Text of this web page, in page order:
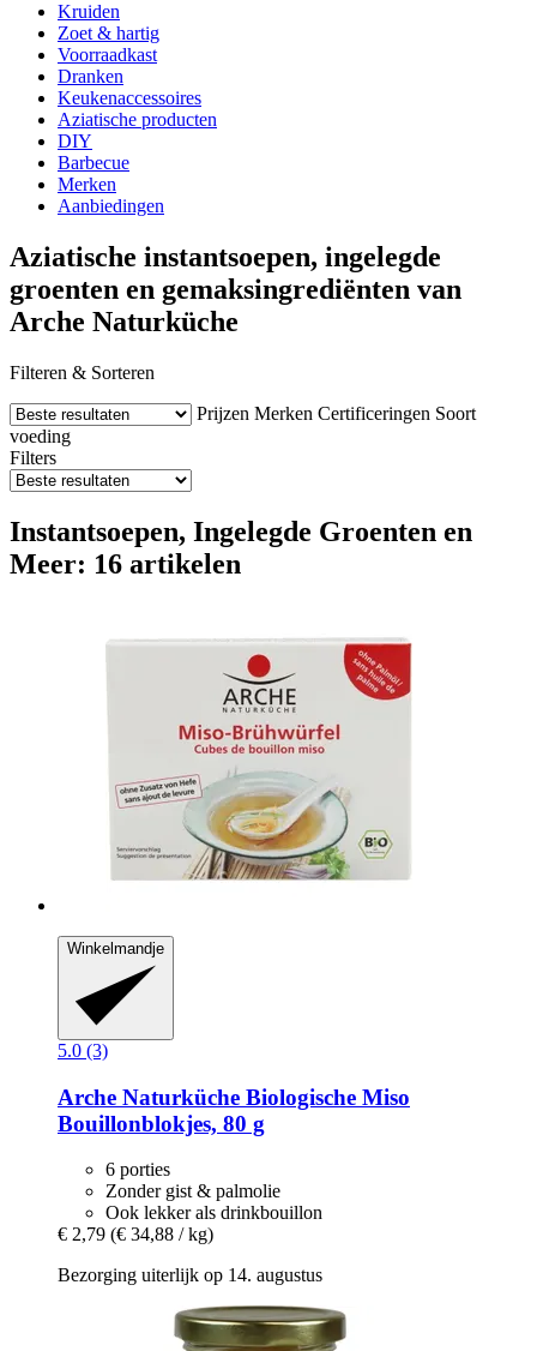
Kruiden
Zoet & hartig
Voorraadkast
Dranken
Keukenaccessoires
Aziatische producten
DIY
Barbecue
Merken
Aanbiedingen
Aziatische instantsoepen, ingelegde
groenten en gemaksingrediënten van
Arche Naturküche
Filteren & Sorteren
Prijzen Merken Certificeringen Soort
voeding
Filters
Instantsoepen, Ingelegde Groenten en
Meer: 16 artikelen
Winkelmandje
5.0 (3)
Arche Naturküche Biologische Miso
Bouillonblokjes, 80 g
6 porties
Zonder gist & palmolie
Ook lekker als drinkbouillon
€ 2,79 (€ 34,88 / kg)
Bezorging uiterlijk op 14. augustus